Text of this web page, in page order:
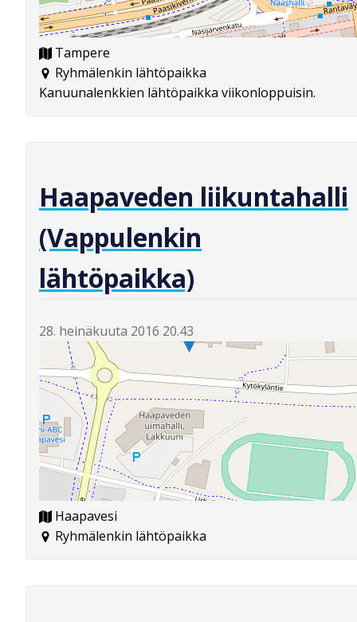
Tampere
Ryhmälenkin lähtöpaikka
Kanuunalenkkien lähtöpaikka viikonloppuisin.
Haapaveden liikuntahalli
(Vappulenkin
lähtöpaikka)
28. heinäkuuta 2016 20.43
Haapavesi
Ryhmälenkin lähtöpaikka